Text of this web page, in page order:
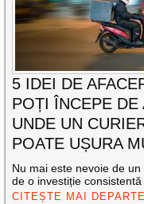
5 IDEI DE
POȚI ÎNCEPE DE
UNDE UN
POATE UȘURA
Nu mai este nevoie de
de o investiție
CITEȘTE MAI DEPARTE